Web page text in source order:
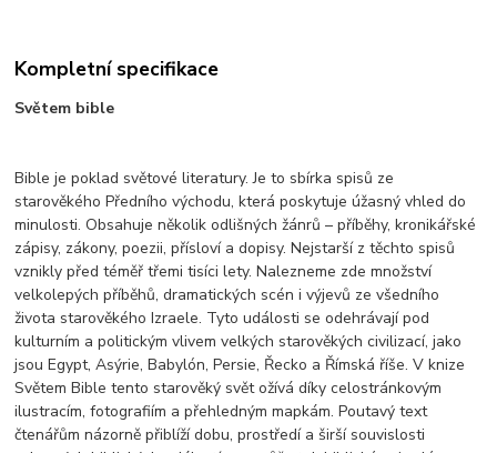
Kompletní specifikace
Světem bible
Bible je poklad světové literatury. Je to sbírka spisů ze
starověkého Předního východu, která poskytuje úžasný vhled do
minulosti. Obsahuje několik odlišných žánrů – příběhy, kronikářské
zápisy, zákony, poezii, přísloví a dopisy. Nejstarší z těchto spisů
vznikly před téměř třemi tisíci lety. Nalezneme zde množství
velkolepých příběhů, dramatických scén i výjevů ze všedního
života starověkého Izraele. Tyto události se odehrávají pod
kulturním a politickým vlivem velkých starověkých civilizací, jako
jsou Egypt, Asýrie, Babylón, Persie, Řecko a Římská říše. V knize
Světem Bible tento starověký svět ožívá díky celostránkovým
ilustracím, fotografiím a přehledným mapkám. Poutavý text
čtenářům názorně přiblíží dobu, prostředí a širší souvislosti